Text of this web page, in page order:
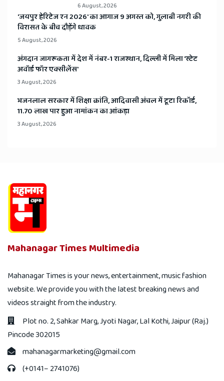
6 August, 2026
​'जयपुर हेरिटेज रन 2026' का आगाज 9 अगस्त को, गुलाबी नगरी की
विरासत के बीच दौड़ेंगे धावक
5 August, 2026
अंगदान जागरूकता में देश में नंबर-1 राजस्थान, दिल्ली में मिला 'स्टेट
अवॉर्ड फॉर एक्सीलेंस'
3 August, 2026
भजनलाल सरकार में शिक्षा क्रांति, आदिवासी अंचल में टूटा रिकॉर्ड,
11.70 लाख पार हुआ नामांकन का आंकड़ा
3 August, 2026
Mahanagar Times Multimedia
Mahanagar Times is your news, entertainment, music fashion
website. We provide you with the latest breaking news and
videos straight from the industry.
Plot no. 2, Sahkar Marg, Jyoti Nagar, Lal Kothi, Jaipur (Raj.)
Pincode 302015
mahanagarmarketing@gmail.com
(+0141– 2741076)